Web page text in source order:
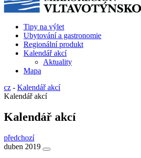
Tipy na výlet
Ubytování a gastronomie
Regionální produkt
Kalendář akcí
Aktuality
Mapa
cz - Kalendář akcí
Kalendář akcí
Kalendář akcí
předchozí
duben 2019